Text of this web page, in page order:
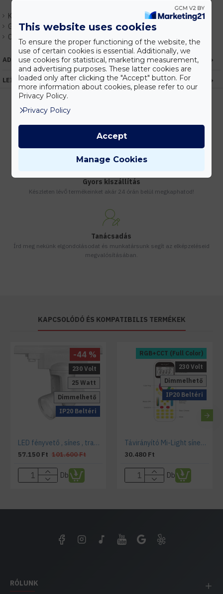
Készlet:
Gyártó:Miboxer / Mi-Light
Cikkszám:
EHFUTW01
ADATOK
LEÍRÁS
Kedvezmények
Vásárolj nagyobb mennyiségben és megadjuk a legjobb gyártói árakat.
Gyors kiszállítás
Készleten lévő termékeinket akár 24 órán belül megkaphatod!
Tanácsadás
Írd meg nekünk elgondolásodat és munkatársunk segít az elképzeléseid
megvalósításában.
KAPCSOLÓDÓ ÉS KOMPATIBILIS TERMÉKEK
IP20 Beltéri
25 Watt
Dimmelhető
230 Volt
-44 %
LED fényvető , sínes , track light , 25 Watt , állitható fehér színhőmérséklet , távirányítóval mozgatható és dimmelhető
57.150 Ft 101.600 Ft
Db
RGB+CCT (Full Color)
IP20 Beltéri
Dimmelhető
230 Volt
Távirányító Mi-Light sínes lámpákhoz
30.480 Ft
Db
RÓLUNK
This website uses cookies
To ensure the proper functioning of the website, the
use of certain cookies is essential. Additionally, we
use cookies for statistical, marketing measurement,
and advertising purposes. These latter cookies are
loaded only after clicking the "Accept" button. For
more information about cookies, please refer to our
Privacy Policy.
Privacy Policy
Manage Cookies
Accept